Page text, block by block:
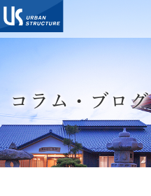
コラム・ブログ